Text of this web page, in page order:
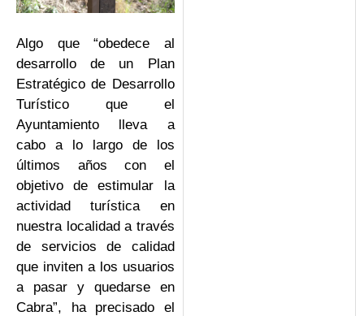
Algo que “obedece al
desarrollo de un Plan
Estratégico de Desarrollo
Turístico que el
Ayuntamiento lleva a
cabo a lo largo de los
últimos años con el
objetivo de estimular la
actividad turística en
nuestra localidad a través
de servicios de calidad
que inviten a los usuarios
a pasar y quedarse en
Cabra”, ha precisado el